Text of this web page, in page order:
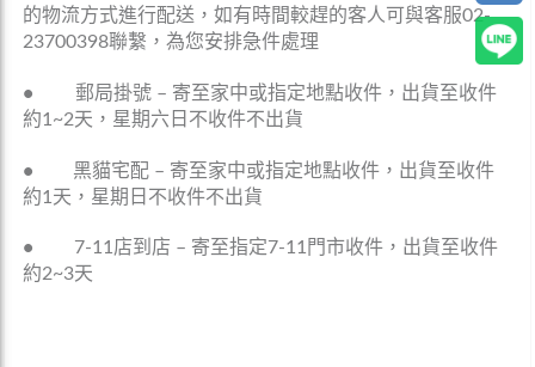
的物流方式進行配送，如有時間較趕的客人可與客服02-
23700398聯繫，為您安排急件處理
•
郵局掛號 – 寄至家中或指定地點收件，出貨至收件
約1~2天，星期六日不收件不出貨
•
黑貓宅配 – 寄至家中或指定地點收件，出貨至收件
約1天，星期日不收件不出貨
•
7-11店到店 – 寄至指定7-11門市收件，出貨至收件
約2~3天